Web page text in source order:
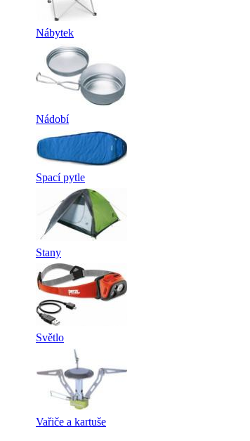
Nábytek
Nádobí
Spací pytle
Stany
Světlo
Vařiče a kartuše